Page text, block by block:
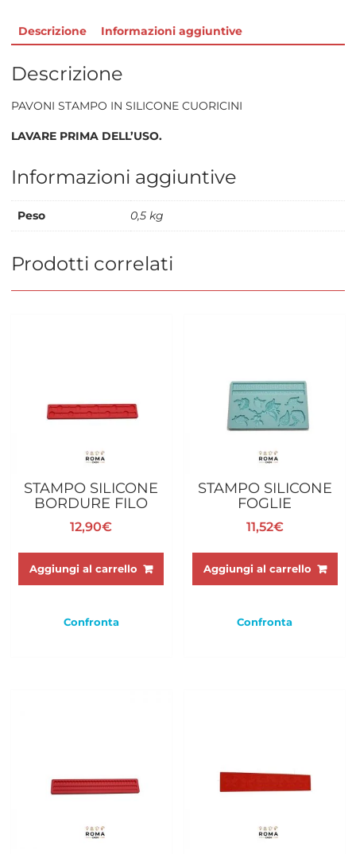
Descrizione Informazioni aggiuntive
Descrizione
PAVONI STAMPO IN SILICONE CUORICINI
LAVARE PRIMA DELL’USO.
Informazioni aggiuntive
Peso 0,5 kg
Prodotti correlati
STAMPO SILICONE
BORDURE FILO
12,90€
Aggiungi al carrello
Confronta
STAMPO SILICONE
FOGLIE
11,52€
Aggiungi al carrello
Confronta